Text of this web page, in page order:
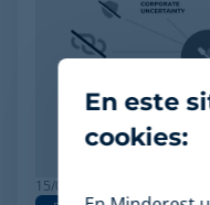
15/06/2026
En este
cookies: